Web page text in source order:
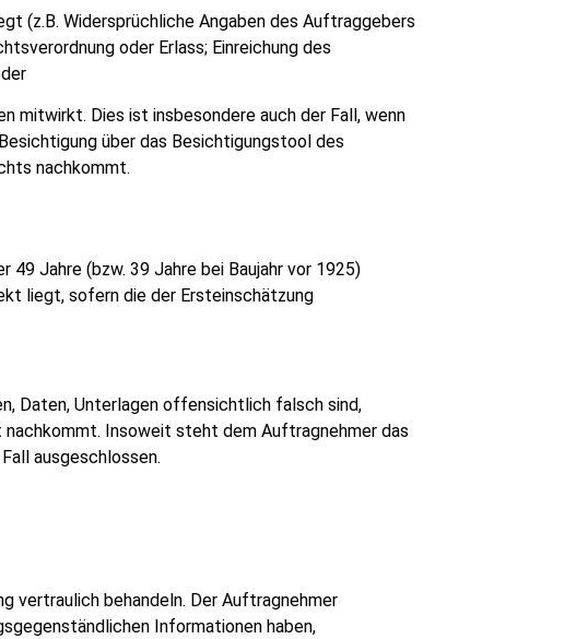
(z.B. Widersprüchliche Angaben des Auftraggebers
oder Erlass; Einreichung des
mitwirkt. Dies ist insbesondere auch der Fall, wenn
über das Besichtigungstool des
nachkommt.
Jahre (bzw. 39 Jahre bei Baujahr vor 1925)
liegt, sofern die der Ersteinschätzung
Daten, Unterlagen offensichtlich falsch sind,
Insoweit steht dem Auftragnehmer das
ausgeschlossen.
vertraulich behandeln. Der Auftragnehmer
Informationen haben,